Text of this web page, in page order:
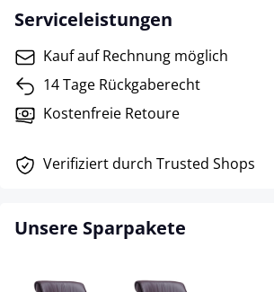
Serviceleistungen
Kauf auf Rechnung möglich
14 Tage Rückgaberecht
Kostenfreie Retoure
Verifiziert durch Trusted Shops
Unsere Sparpakete